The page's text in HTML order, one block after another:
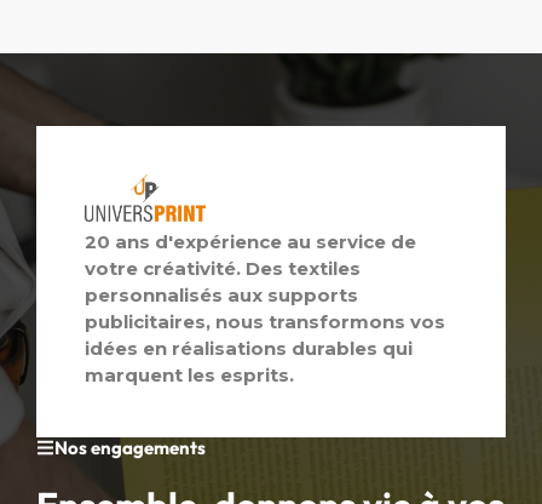
Nos engagements
20 ans d'expérience au service de
votre créativité. Des textiles
personnalisés aux supports
publicitaires, nous transformons vos
idées en réalisations durables qui
marquent les esprits.